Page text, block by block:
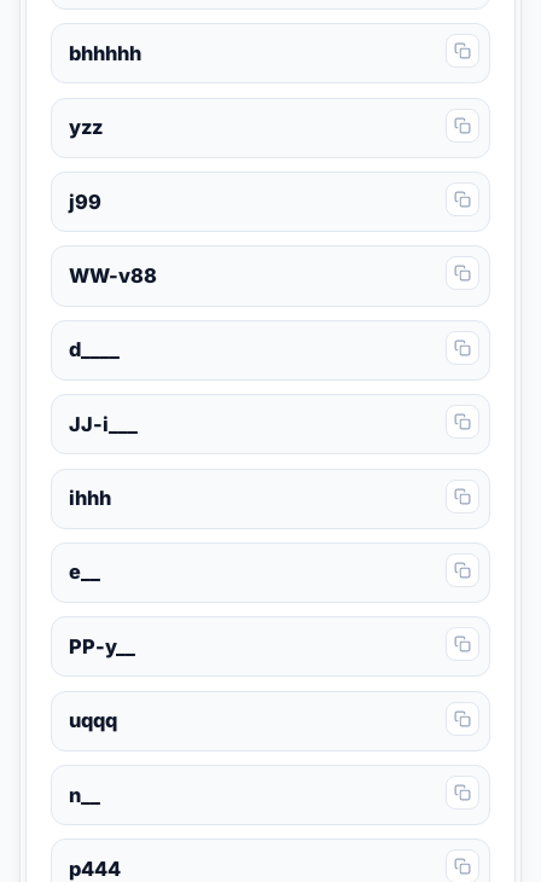
bhhhhh
yzz
j99
WW-v88
d____
JJ-i___
ihhh
e__
PP-y__
uqqq
n__
p444